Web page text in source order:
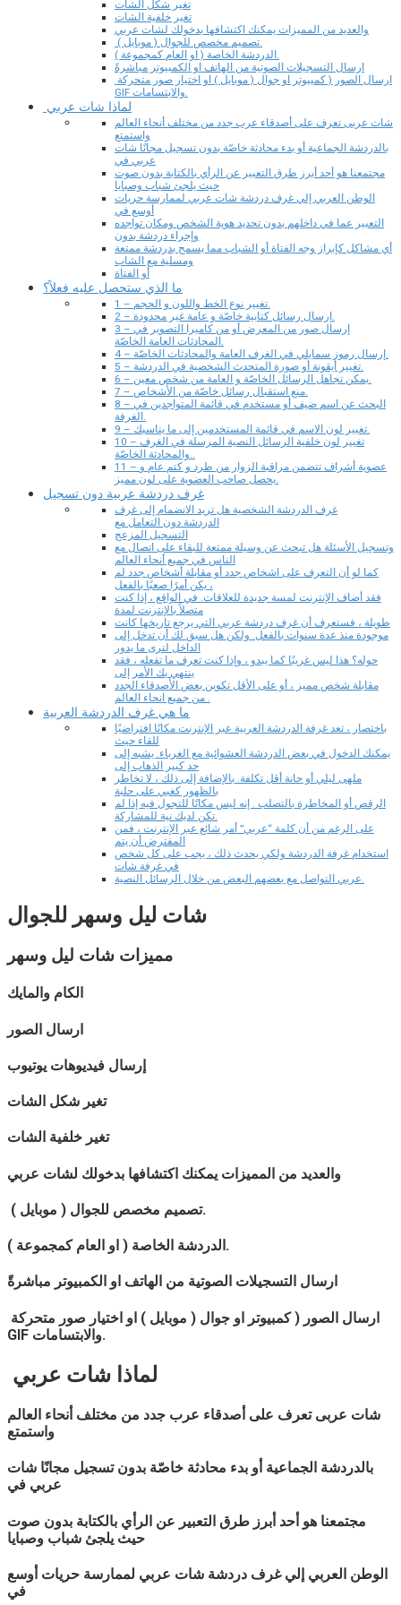
تغير شكل الشات
تغير خلفية الشات
والعديد من المميزات يمكنك اكتشافها بدخولك لشات عربي
تصميم مخصص للجوال ( موبايل ).
الدردشة الخاصة ( او العام كمجموعة ).
ارسال التسجيلات الصوتية من الهاتف او الكمبيوتر مباشرةً
GIF والابتسامات.
لماذا شات عربي
شات عربى تعرف على أصدقاء عرب جدد من مختلف أنحاء العالم
واستمتع
بالدردشة الجماعية أو بدء محادثة خاصّة بدون تسجيل مجانًا شات
عربي في
مجتمعنا هو أحد أبرز طرق التعبير عن الرأي بالكتابة بدون صوت
حيث يلجئ شباب وصبايا
الوطن العربي إلي غرف دردشة شات عربي لممارسة حريات
أوسع في
التعبير عما في داخلهم بدون تحديد هوية الشخص ومكان تواجده
وإجراء دردشة بدون
أي مشاكل كإبراز وجه الفتاة أو الشباب مما يسمح بدردشة ممتعة
ومسلية مع الشاب
أو الفتاة
ما الذي ستحصل عليه فعلاً؟
1 – تغيير نوع الخط واللون و الحجم.
2 – إرسال رسائل كتابية خاصّة و عامة غير محدودة.
3 – إرسال صور من المعرض أو من كاميرا التصوير في
المحادثات العامة الخاصّة.
4 – إرسال رموز سمايلي في الغرف العامة والمحادثات الخاصّة.
5 – تغيير أيقونة أو صورة المتحدث الشخصية في الدردشة.
6 – يمكن تجاهل الرسائل الخاصّة و العامة من شخص معين.
7 – منع استقبال رسائل خاصّة من الأشخاص.
8 – البحث عن اسم ضيف أو مستخدم في قائمة المتواجدين في
الغرفة.
9 – تغيير لون الاسم في قائمة المستخدمين إلى ما يناسبك.
10 – تغيير لون خلفية الرسائل النصية المرسلة في الغرف
والمحادثة الخاصّة..
11 – عضوية أشراف تتضمن مراقبة الزوار من طرد و كتم عام و
يحصل صاحب العضوية على لون مميز.
غرف دردشة عربية دون تسجيل
غرف الدردشة الشخصية هل تريد الانضمام إلى غرف
الدردشة دون التعامل مع
التسجيل المزعج
وتسجيل الأسئلة هل تبحث عن وسيلة ممتعة للبقاء على اتصال مع
الناس في جميع أنحاء العالم
كما لو أن التعرف على اشخاص جدد أو مقابلة أشخاص جدد لم
يكن أمرًا صعبًا بالفعل ،
فقد أضاف الإنترنت لمسة جديدة للعلاقات. في الواقع ، إذا كنت
متصلاً بالإنترنت لمدة
طويلة ، فستعرف أن غرف دردشة عربي التي يرجع تاريخها كانت
موجودة منذ عدة سنوات بالفعل. ولكن هل سبق لك أن تدخل إلى
الداخل لترى ما يدور
حوله؟ هذا ليس غريبًا كما يبدو ، وإذا كنت تعرف ما تفعله ، فقد
ينتهي بك الأمر إلى
مقابلة شخص مميز ، أو على الأقل تكوين بعض الأصدقاء الجدد
من جميع انحاء العالم .
ما هي غرف الدردشة العربية
باختصار ، تعد غرفة الدردشة العربية عبر الإنترنت مكانًا افتراضيًا
للقاء حيث
يمكنك الدخول في بعض الدردشة العشوائية مع الغرباء. يشبه إلى
حد كبير الذهاب إلى
ملهى ليلي أو حانة أقل تكلفة. بالإضافة إلى ذلك ، لا تخاطر
بالظهور كغبي على حلبة
الرقص أو المخاطرة بالتصلب . إنه ليس مكانًا للتجول فيه إذا لم
تكن لديك نية للمشاركة.
على الرغم من أن كلمة “عربي” أمر شائع عبر الإنترنت ، فمن
المفترض أن يتم
استخدام غرفة الدردشة ولكي يحدث ذلك ، يجب على كل شخص
في غرفة شات
عربي التواصل مع بعضهم البعض من خلال الرسائل النصية.
شات ليل وسهر للجوال
مميزات شات ليل وسهر
الكام والمايك
ارسال الصور
إرسال فيديوهات يوتيوب
تغير شكل الشات
تغير خلفية الشات
والعديد من المميزات يمكنك اكتشافها بدخولك لشات عربي
تصميم مخصص للجوال ( موبايل ).
الدردشة الخاصة ( او العام كمجموعة ).
ارسال التسجيلات الصوتية من الهاتف او الكمبيوتر مباشرةً
GIF والابتسامات.
لماذا شات عربي
شات عربى تعرف على أصدقاء عرب جدد من مختلف أنحاء العالم
واستمتع
بالدردشة الجماعية أو بدء محادثة خاصّة بدون تسجيل مجانًا شات
عربي في
مجتمعنا هو أحد أبرز طرق التعبير عن الرأي بالكتابة بدون صوت
حيث يلجئ شباب وصبايا
الوطن العربي إلي غرف دردشة شات عربي لممارسة حريات أوسع
في